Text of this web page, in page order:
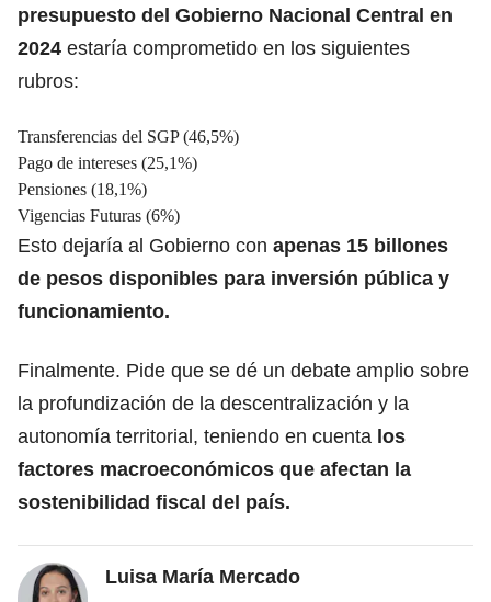
presupuesto del Gobierno Nacional Central en
2024 estaría comprometido en los siguientes
rubros:
Transferencias del SGP (46,5%)
Pago de intereses (25,1%)
Pensiones (18,1%)
Vigencias Futuras (6%)
Esto dejaría al Gobierno con apenas 15 billones
de pesos disponibles para inversión pública y
funcionamiento.
Finalmente. Pide que se dé un debate amplio sobre
la profundización de la descentralización y la
autonomía territorial, teniendo en cuenta los
factores macroeconómicos que afectan la
sostenibilidad fiscal del país.
Luisa María Mercado